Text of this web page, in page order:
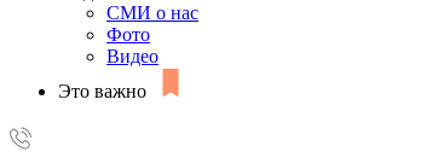
СМИ о нас
Фото
Видео
Это важно